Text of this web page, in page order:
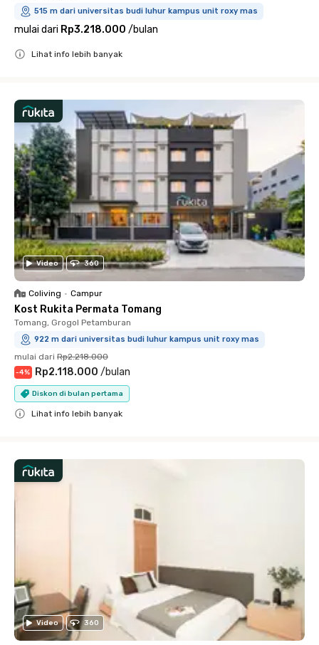
515 m dari universitas budi luhur kampus unit roxy mas
mulai dari Rp3.218.000 /bulan
Lihat info lebih banyak
Video 360
Coliving • Campur
Kost Rukita Permata Tomang
Tomang, Grogol Petamburan
922 m dari universitas budi luhur kampus unit roxy mas
mulai dari Rp2.218.000
-4% Rp2.118.000 /bulan
Diskon di bulan pertama
Lihat info lebih banyak
Video 360